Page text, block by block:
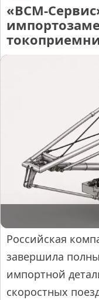
«ВСМ-
Российская
завершила
импортной
скоростных